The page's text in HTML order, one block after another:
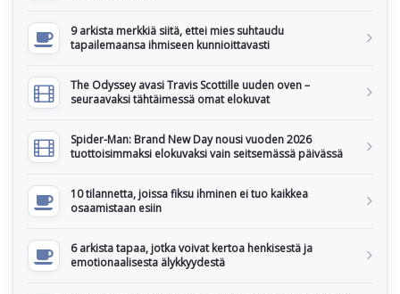
9 arkista merkkiä siitä, ettei mies suhtaudu
tapailemaansa ihmiseen kunnioittavasti
The Odyssey avasi Travis Scottille uuden oven –
seuraavaksi tähtäimessä omat elokuvat
Spider-Man: Brand New Day nousi vuoden 2026
tuottoisimmaksi elokuvaksi vain seitsemässä päivässä
10 tilannetta, joissa fiksu ihminen ei tuo kaikkea
osaamistaan esiin
6 arkista tapaa, jotka voivat kertoa henkisestä ja
emotionaalisesta älykkyydestä